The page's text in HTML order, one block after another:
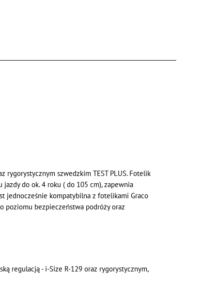
rygorystycznym szwedzkim TEST PLUS. Fotelik
do ok. 4 roku ( do 105 cm), zapewnia
jednocześnie kompatybilna z fotelikami Graco
poziomu bezpieczeństwa podróży oraz
regulacją - i-Size R-129 oraz rygorystycznym,